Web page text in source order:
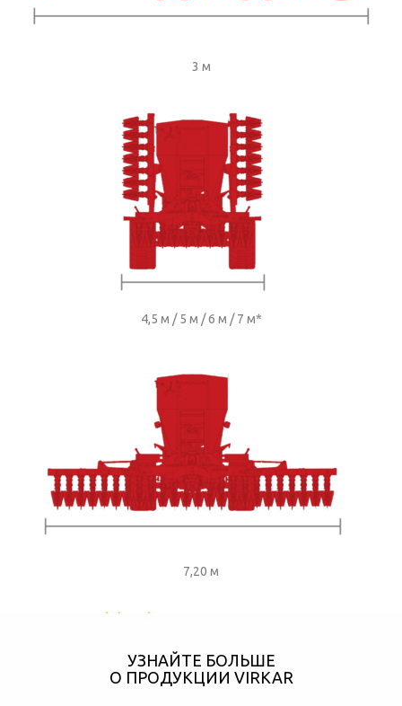
3 м
4,5 м / 5 м / 6 м / 7 м*
7,20 м
УЗНАЙТЕ БОЛЬШЕ
О ПРОДУКЦИИ VIRKAR